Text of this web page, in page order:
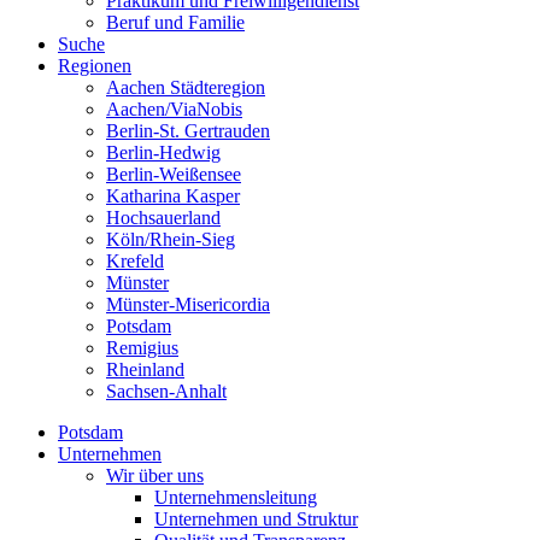
Beruf und Familie
Suche
Regionen
Aachen Städteregion
Aachen/ViaNobis
Berlin-St. Gertrauden
Berlin-Hedwig
Berlin-Weißensee
Katharina Kasper
Hochsauerland
Köln/Rhein-Sieg
Krefeld
Münster
Münster-Misericordia
Potsdam
Remigius
Rheinland
Sachsen-Anhalt
Potsdam
Unternehmen
Wir über uns
Unternehmensleitung
Unternehmen und Struktur